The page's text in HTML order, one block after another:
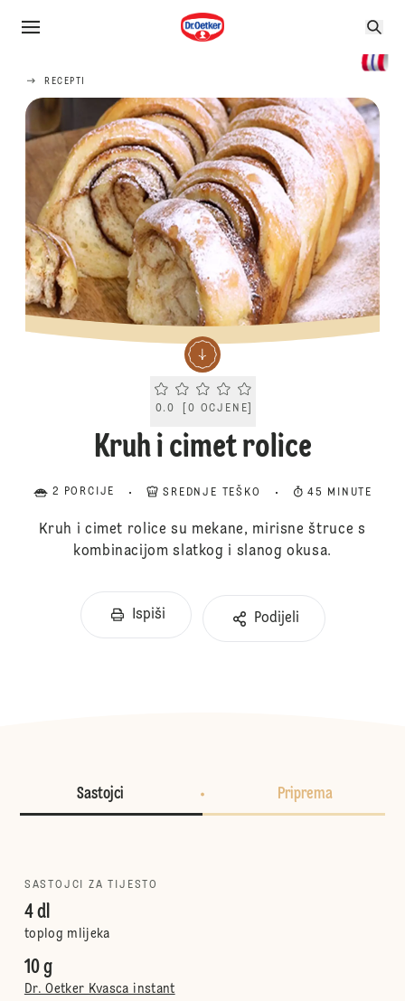
RECEPTI
Current rating 0.0. Click to rate.
0.0 0 OCJENE
Kruh i cimet rolice
2 PORCIJE SREDNJE TEŠKO 45 MINUTE
Kruh i cimet rolice su mekane, mirisne štruce s
kombinacijom slatkog i slanog okusa.
Ispiši Podijeli
Sastojci Priprema
SASTOJCI ZA TIJESTO
4 dl
toplog mlijeka
10 g
Dr. Oetker Kvasca instant